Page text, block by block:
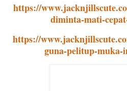
https://
diminta-mati-
https://
guna-pelitup-muka-